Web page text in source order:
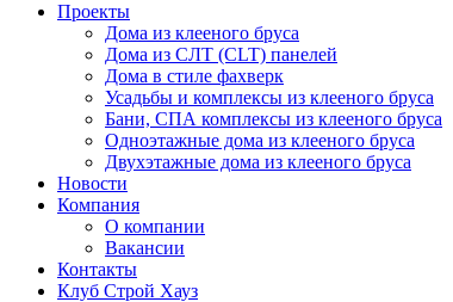
Проекты
Дома из клееного бруса
Дома из СЛТ (CLT) панелей
Дома в стиле фахверк
Усадьбы и комплексы из клееного бруса
Бани, СПА комплексы из клееного бруса
Одноэтажные дома из клееного бруса
Двухэтажные дома из клееного бруса
Новости
Компания
О компании
Вакансии
Контакты
Клуб Строй Хауз